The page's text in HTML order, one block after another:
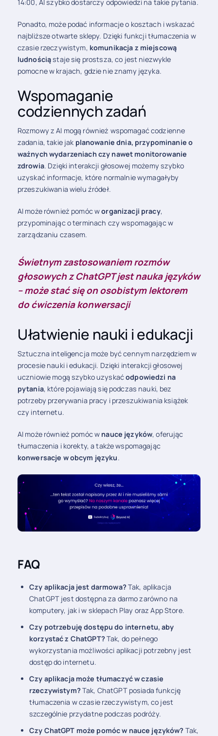
14:00, AI szybko dostarczy odpowiedzi na takie pytania.
Ponadto, może podać informacje o kosztach i wskazać
najbliższe otwarte sklepy. Dzięki funkcji tłumaczenia w
czasie rzeczywistym, komunikacja z miejscową
ludnościąstaje się prostsza, co jest niezwykle
pomocne w krajach, gdzie nie znamy języka.
Wspomaganie
codziennych zadań
Rozmowy z AI mogą również wspomagać codzienne
zadania, takie jak planowanie dnia, przypominanie o
ważnych wydarzeniach czy nawet monitorowanie
zdrowia. Dzięki interakcji głosowej możemy szybko
uzyskać informacje, które normalnie wymagałyby
przeszukiwania wielu źródeł.
AI może również pomóc worganizacji pracy,
przypominając o terminach czy wspomagając w
zarządzaniu czasem.
Świetnym zastosowaniem rozmów
głosowych z ChatGPT jest nauka języków
– może stać się on osobistym lektorem
do ćwiczenia konwersacji
Ułatwienie nauki i edukacji
Sztuczna inteligencja może być cennym narzędziem w
procesie nauki i edukacji. Dzięki interakcji głosowej
uczniowie mogą szybko uzyskaćodpowiedzi na
pytania, które pojawiają się podczas nauki, bez
potrzeby przerywania pracy i przeszukiwania książek
czy internetu.
AI może również pomóc w nauce języków, oferując
tłumaczenia i korekty, a także wspomagając
konwersacje w obcym języku.
FAQ
Czy aplikacja jest darmowa?Tak, aplikacja
ChatGPT jest dostępna za darmo zarówno na
komputery, jak i w sklepach Play oraz App Store.
Czy potrzebuję dostępu do internetu, aby
korzystać z ChatGPT?Tak, do pełnego
wykorzystania możliwości aplikacji potrzebny jest
dostęp do internetu.
Czy aplikacja może tłumaczyć w czasie
rzeczywistym?Tak, ChatGPT posiada funkcję
tłumaczenia w czasie rzeczywistym, co jest
szczególnie przydatne podczas podróży.
Czy ChatGPT może pomóc w nauce języków? Tak,